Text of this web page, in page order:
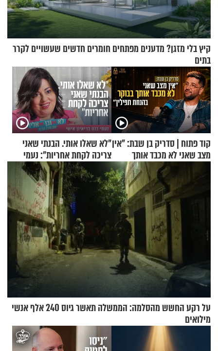
קיץ בלי מזגן? מדענים מפתחים חומרים חדשים שעשויים לקרר
בתים
קוד פתוח | סדריק בן שבת: "אין
מצב שאני לא מכבד אותך
בבוקר בהנחת תפילין"
"לא שאלו אותי. הבנתי שאני
צריכה לקחת אחריות": נעמי
בנט בריאיון אישי
על רקע החשש מהסלמה: הממשלה תאשר גיוס 240 אלף אנשי
מילואים